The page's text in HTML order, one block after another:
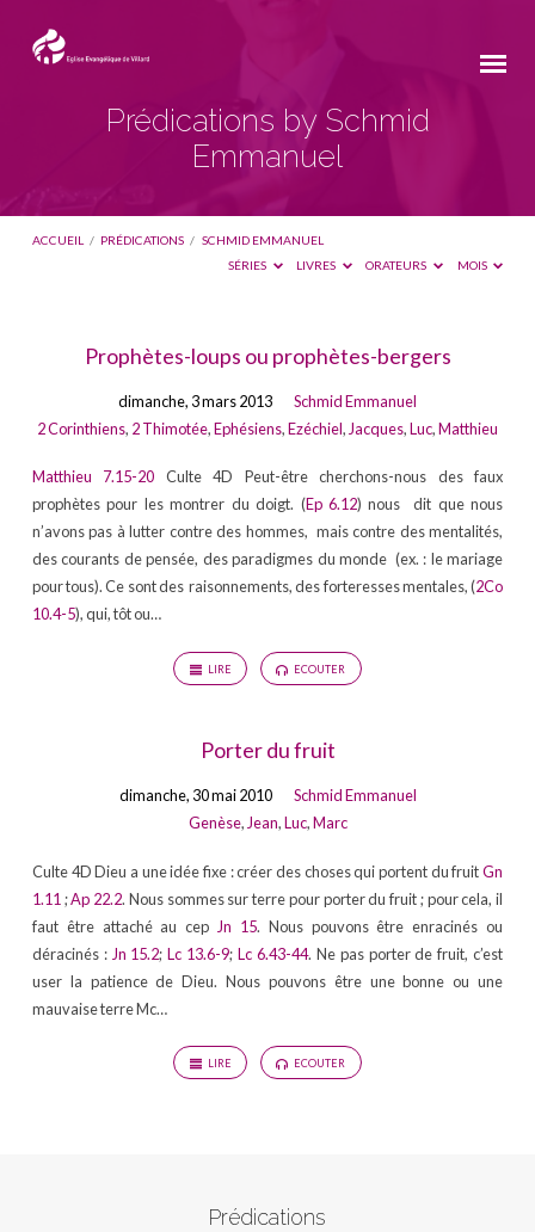
Prédications by Schmid
Emmanuel
ACCUEIL / PRÉDICATIONS / SCHMID EMMANUEL
SÉRIES
LIVRES ORATEURS MOIS
Prédications
Schmid
Prophètes-loups ou prophètes-bergers
dimanche, 3 mars 2013
Schmid Emmanuel
2 Corinthiens, 2 Thimotée,Ephésiens,Ezéchiel, Jacques,Luc,Matthieu
Matthieu 7.15-20 Culte 4D Peut-être cherchons-nous des faux
prophètes pour les montrer du doigt. (Ep 6.12) nous dit que nous
n’avons pas à lutter contre des hommes, mais contre des mentalités,
des courants de pensée, des paradigmes du monde (ex. : le mariage
pour tous). Ce sont des raisonnements, des forteresses mentales, (2Co
10.4-5), qui, tôt ou…
LIRE ECOUTER
Porter du fruit
dimanche, 30 mai 2010
Schmid Emmanuel
Genèse, Jean,Luc,Marc
Culte 4D Dieu a une idée fixe : créer des choses qui portent du fruitGn
1.11 ;Ap 22.2. Nous sommes sur terre pour porter du fruit ; pour cela, il
faut être attaché au cep Jn 15. Nous pouvons être enracinés ou
déracinés : Jn 15.2;Lc 13.6-9;Lc 6.43-44. Ne pas porter de fruit, c’est
user la patience de Dieu. Nous pouvons être une bonne ou une
mauvaise terre Mc…
LIRE ECOUTER
Prédications